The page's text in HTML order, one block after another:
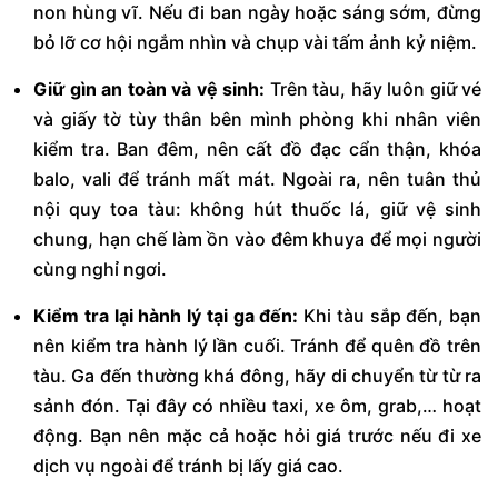
non hùng vĩ. Nếu đi ban ngày hoặc sáng sớm, đừng
bỏ lỡ cơ hội ngắm nhìn và chụp vài tấm ảnh kỷ niệm.
Giữ gìn an toàn và vệ sinh: Trên tàu, hãy luôn giữ vé
và giấy tờ tùy thân bên mình phòng khi nhân viên
kiểm tra. Ban đêm, nên cất đồ đạc cẩn thận, khóa
balo, vali để tránh mất mát. Ngoài ra, nên tuân thủ
nội quy toa tàu: không hút thuốc lá, giữ vệ sinh
chung, hạn chế làm ồn vào đêm khuya để mọi người
cùng nghỉ ngơi.
Kiểm tra lại hành lý tại ga đến: Khi tàu sắp đến, bạn
nên kiểm tra hành lý lần cuối. Tránh để quên đồ trên
tàu. Ga đến thường khá đông, hãy di chuyển từ từ ra
sảnh đón. Tại đây có nhiều taxi, xe ôm, grab,… hoạt
động. Bạn nên mặc cả hoặc hỏi giá trước nếu đi xe
dịch vụ ngoài để tránh bị lấy giá cao.